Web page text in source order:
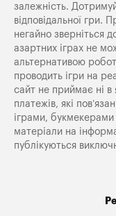
залежність.
відповідальної гри.
негайно зверніться
азартних іграх не
альтернативою
проводить ігри на
сайт не приймає ні в
платежів, які
іграми, букмекерами
матеріали на
публікуються